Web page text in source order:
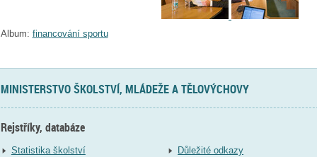
Album: financování sportu
MINISTERSTVO ŠKOLSTVÍ, MLÁDEŽE A TĚLOVÝCHOVY
Rejstříky, databáze
Statistika školství
Důležité odkazy